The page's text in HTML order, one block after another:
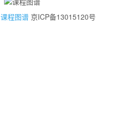
课程图谱京ICP备13015120号